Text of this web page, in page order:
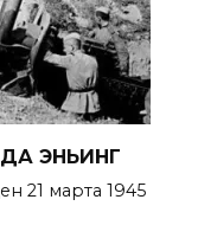
ЭНЬИНГ
21 марта 1945